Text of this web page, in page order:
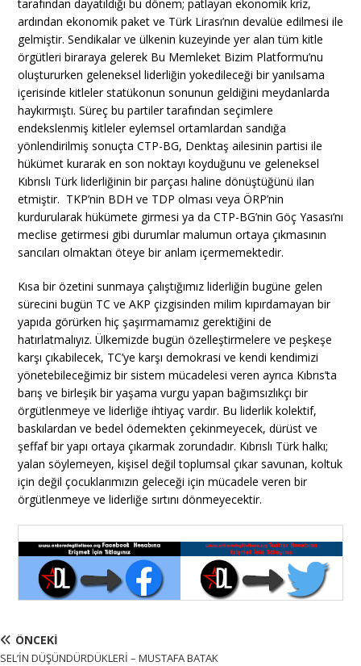
tarafından dayatıldığı bu dönem; patlayan ekonomik kriz,
ardından ekonomik paket ve Türk Lirası’nın devalüe edilmesi ile
gelmiştir. Sendikalar ve ülkenin kuzeyinde yer alan tüm kitle
örgütleri biraraya gelerek Bu Memleket Bizim Platformu’nu
oluştururken geleneksel liderliğin yokedileceği bir yanılsama
içerisinde kitleler statükonun sonunun geldiğini meydanlarda
haykırmıştı. Süreç bu partiler tarafından seçimlere
endekslenmiş kitleler eylemsel ortamlardan sandığa
yönlendirilmiş sonuçta CTP-BG, Denktaş ailesinin partisi ile
hükümet kurarak en son noktayı koyduğunu ve geleneksel
Kıbrıslı Türk liderliğinin bir parçası haline dönüştüğünü ilan
etmiştir. TKP’nin BDH ve TDP olması veya ÖRP’nin
kurdurularak hükümete girmesi ya da CTP-BG’nin Göç Yasası’nı
meclise getirmesi gibi durumlar malumun ortaya çıkmasının
sancıları olmaktan öteye bir anlam içermemektedir.
Kısa bir özetini sunmaya çalıştığımız liderliğin bugüne gelen
sürecini bugün TC ve AKP çizgisinden milim kıpırdamayan bir
yapıda görürken hiç şaşırmamamız gerektiğini de
hatırlatmalıyız. Ülkemizde bugün özelleştirmelere ve peşkeşe
karşı çıkabilecek, TC’ye karşı demokrasi ve kendi kendimizi
yönetebileceğimiz bir sistem mücadelesi veren ayrıca Kıbrıs’ta
barış ve birleşik bir yaşama vurgu yapan bağımsızlıkçı bir
örgütlenmeye ve liderliğe ihtiyaç vardır. Bu liderlik kolektif,
baskılardan ve bedel ödemekten çekinmeyecek, dürüst ve
şeffaf bir yapı ortaya çıkarmak zorundadır. Kıbrıslı Türk halkı;
yalan söylemeyen, kişisel değil toplumsal çıkar savunan, koltuk
için değil çocuklarımızın geleceği için mücadele veren bir
örgütlenmeye ve liderliğe sırtını dönmeyecektir.
ÖNCEKI
SEL’İN DÜŞÜNDÜRDÜKLERİ – MUSTAFA BATAK